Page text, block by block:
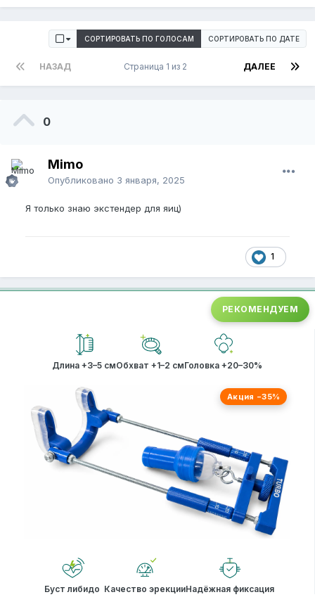
СОРТИРОВАТЬ ПО ГОЛОСАМ СОРТИРОВАТЬ ПО ДАТЕ
НАЗАД ДАЛЕЕ
Страница 1 из 2
0
Mimo
Опубликовано 3 января, 2025
Я только знаю экстендер для яиц)
1
РЕКОМЕНДУЕМ
Длина +3–5 смОбхват +1–2 смГоловка +20–30%
Акция −35%
Буст либидо Качество эрекцииНадёжная фиксация